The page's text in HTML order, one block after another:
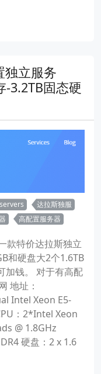
独立服务
-3.2TB固态硬
达拉斯独服
高配置服务器
款特价达拉斯独立
和硬盘大2个1.6TB
加钱。 对于有高配
地址：
Intel Xeon E5-
：2*Intel Xeon
@ 1.8GHz
硬盘：2 x 1.6